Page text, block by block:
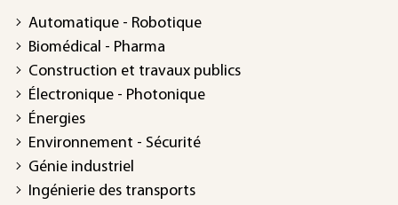
Automatique - Robotique
Biomédical - Pharma
Construction et travaux publics
Électronique - Photonique
Énergies
Environnement - Sécurité
Génie industriel
Ingénierie des transports